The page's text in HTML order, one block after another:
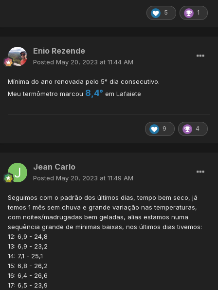
5 1
Enio Rezende
Posted May 20, 2023 at 11:44 AM
Mínima do ano renovada pelo 5° dia consecutivo.
Meu termômetro marcou 8,4° em Lafaiete
9 4
Jean Carlo
Posted May 20, 2023 at 11:49 AM
Seguimos com o padrão dos últimos dias, tempo bem seco, já
temos 1 mês sem chuva e grande variação nas temperaturas,
com noites/madrugadas bem geladas, alias estamos numa
sequência grande de mínimas baixas, nos últimos dias tivemos:
12: 6,9 - 24,8
13: 6,9 - 23,2
14: 7,1 - 25,1
15: 6,8 - 26,2
16: 6,4 - 26,6
17: 6,5 - 23,9